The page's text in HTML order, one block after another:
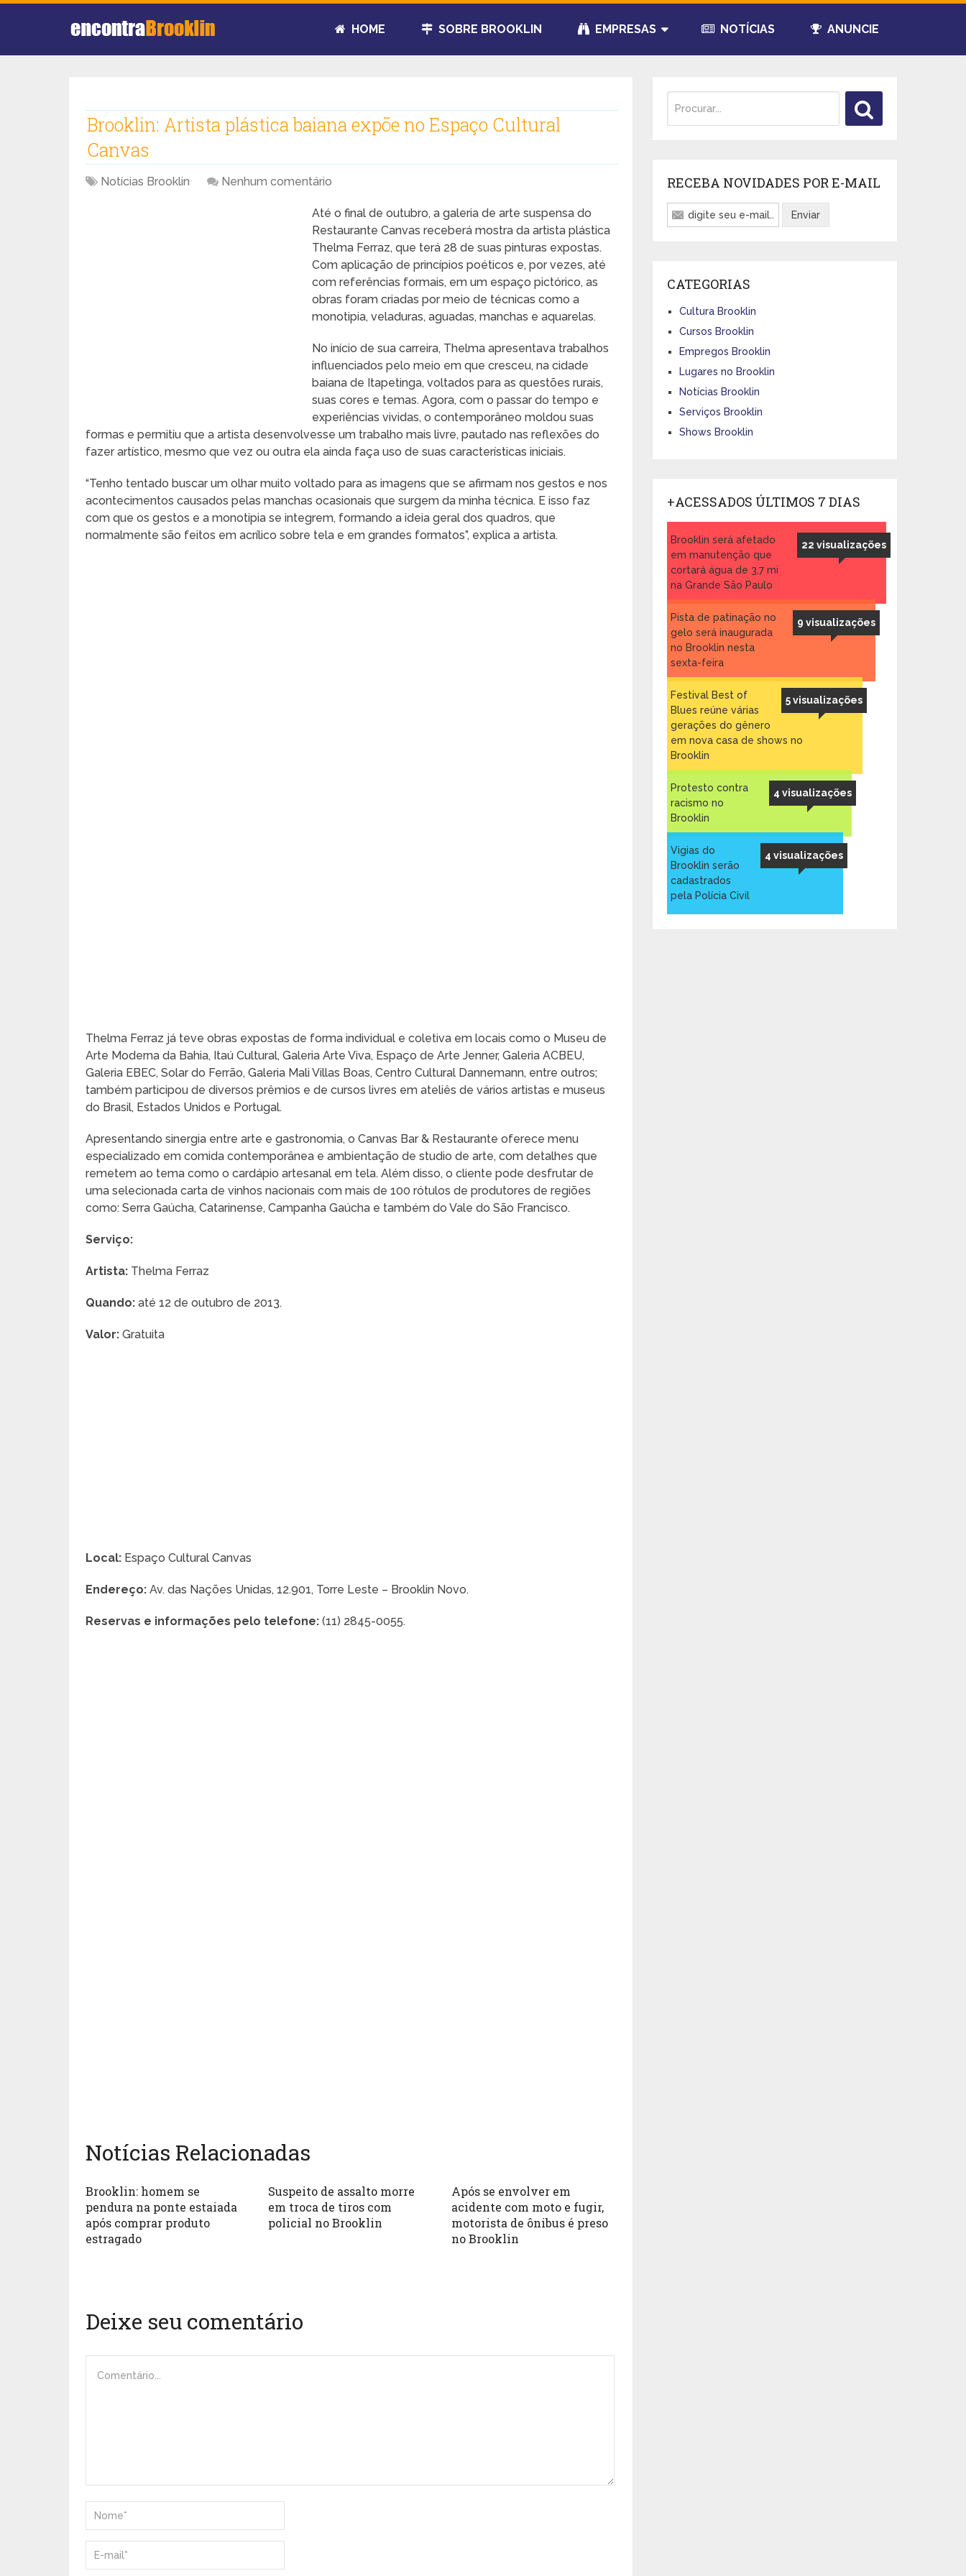
HOME SOBRE BROOKLIN EMPRESAS NOTÍCIAS ANUNCIE
Brooklin: Artista plástica baiana expõe no Espaço Cultural
Canvas
Notícias Brooklin Nenhum comentário
Até o final de outubro, a galeria de arte suspensa do
Restaurante Canvas receberá mostra da artista plástica
Thelma Ferraz, que terá 28 de suas pinturas expostas.
Com aplicação de princípios poéticos e, por vezes, até
com referências formais, em um espaço pictórico, as
obras foram criadas por meio de técnicas como a
monotipia, veladuras, aguadas, manchas e aquarelas.
No início de sua carreira, Thelma apresentava trabalhos
influenciados pelo meio em que cresceu, na cidade
baiana de Itapetinga, voltados para as questões rurais,
suas cores e temas. Agora, com o passar do tempo e
experiências vividas, o contemporâneo moldou suas
formas e permitiu que a artista desenvolvesse um trabalho mais livre, pautado nas reflexões do
fazer artístico, mesmo que vez ou outra ela ainda faça uso de suas características iniciais.
“Tenho tentado buscar um olhar muito voltado para as imagens que se afirmam nos gestos e nos
acontecimentos causados pelas manchas ocasionais que surgem da minha técnica. E isso faz
com que os gestos e a monotipia se integrem, formando a ideia geral dos quadros, que
normalmente são feitos em acrílico sobre tela e em grandes formatos”, explica a artista.
Thelma Ferraz já teve obras expostas de forma individual e coletiva em locais como o Museu de
Arte Moderna da Bahia, Itaú Cultural, Galeria Arte Viva, Espaço de Arte Jenner, Galeria ACBEU,
Galeria EBEC, Solar do Ferrão, Galeria Mali Villas Boas, Centro Cultural Dannemann, entre outros;
também participou de diversos prêmios e de cursos livres em ateliês de vários artistas e museus
do Brasil, Estados Unidos e Portugal.
Apresentando sinergia entre arte e gastronomia, o Canvas Bar & Restaurante oferece menu
especializado em comida contemporânea e ambientação de studio de arte, com detalhes que
remetem ao tema como o cardápio artesanal em tela. Além disso, o cliente pode desfrutar de
uma selecionada carta de vinhos nacionais com mais de 100 rótulos de produtores de regiões
como: Serra Gaúcha, Catarinense, Campanha Gaúcha e também do Vale do São Francisco.
Serviço:
Artista: Thelma Ferraz
Quando: até 12 de outubro de 2013.
Valor: Gratuita
Local: Espaço Cultural Canvas
Endereço: Av. das Nações Unidas, 12.901, Torre Leste – Brooklin Novo.
Reservas e informações pelo telefone: (11) 2845-0055.
Notícias Relacionadas
Brooklin: homem se
pendura na ponte estaiada
após comprar produto
estragado
Suspeito de assalto morre
em troca de tiros com
policial no Brooklin
Após se envolver em
acidente com moto e fugir,
motorista de ônibus é preso
no Brooklin
Deixe seu comentário
RECEBA NOVIDADES POR E-MAIL
CATEGORIAS
Cultura Brooklin
Cursos Brooklin
Empregos Brooklin
Lugares no Brooklin
Notícias Brooklin
Serviços Brooklin
Shows Brooklin
+ACESSADOS ÚLTIMOS 7 DIAS
22 visualizações
Brooklin será afetado
em manutenção que
cortará água de 3,7 mi
na Grande São Paulo
9 visualizações
Pista de patinação no
gelo será inaugurada
no Brooklin nesta
sexta-feira
5 visualizações
Festival Best of
Blues reúne várias
gerações do gênero
em nova casa de shows no
Brooklin
4 visualizações
Protesto contra
racismo no
Brooklin
4 visualizações
Vigias do
Brooklin serão
cadastrados
pela Polícia Civil